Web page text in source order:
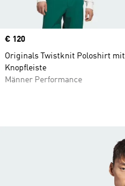
Price
€ 120
Originals Twistknit Poloshirt mit
Knopfleiste
Männer Performance